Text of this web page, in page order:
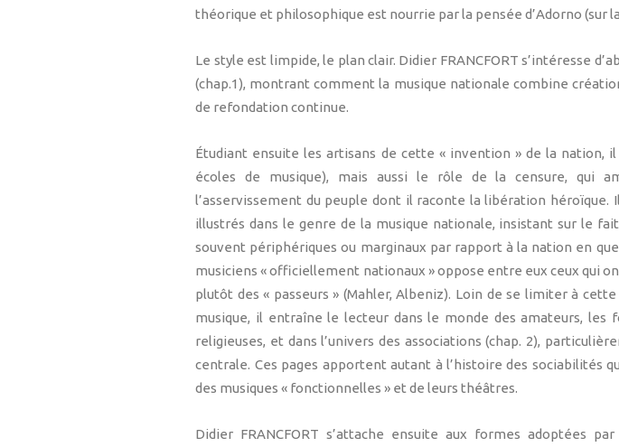
théorique et philosophique est nourrie par la pensée d’Adorno (sur
Le style est limpide, le plan clair. Didier FRANCFORT s’intéresse
(chap.1), montrant comment la musique nationale combine
de refondation continue.
Étudiant ensuite les artisans de cette « invention » de la nation,
écoles de musique), mais aussi le rôle de la censure, qui
l’asservissement du peuple dont il raconte la libération
illustrés dans le genre de la musique nationale, insistant sur le
souvent périphériques ou marginaux par rapport à la nation en
musiciens « officiellement nationaux » oppose entre eux ceux qui
plutôt des « passeurs » (Mahler, Albeniz). Loin de se limiter à
musique, il entraîne le lecteur dans le monde des amateurs, les
religieuses, et dans l’univers des associations (chap. 2),
centrale. Ces pages apportent autant à l’histoire des sociabilités
des musiques « fonctionnelles » et de leurs théâtres.
Didier FRANCFORT s’attache ensuite aux formes adoptées